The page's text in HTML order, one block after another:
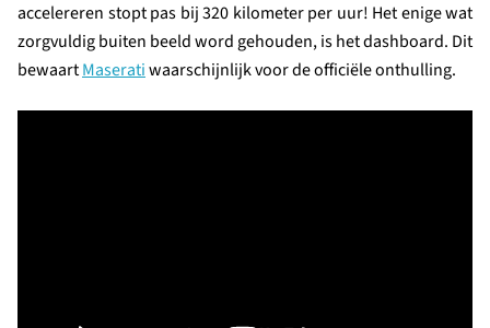
accelereren stopt pas bij 320 kilometer per uur! Het enige wat
zorgvuldig buiten beeld word gehouden, is het dashboard. Dit
bewaartMaseratiwaarschijnlijk voor de officiële onthulling.